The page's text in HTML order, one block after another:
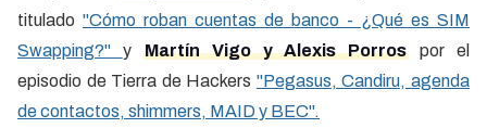
titulado "Cómo roban cuentas de banco - ¿Qué es SIM
Swapping?" yMartín Vigo y Alexis Porrospor el
episodio de Tierra de Hackers "Pegasus, Candiru, agenda
de contactos, shimmers, MAID y BEC".